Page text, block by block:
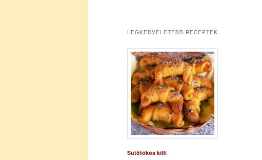
LEGKEDVELETEBB RECEPTEK
Sütőtökös kifli